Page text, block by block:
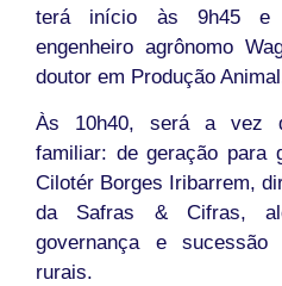
terá início às 9h45 e
engenheiro agrônomo
doutor em Produção
Às 10h40, será a vez
familiar: de geração para
Cilotér Borges Iribarrem,
da Safras & Cifras,
governança e
rurais.